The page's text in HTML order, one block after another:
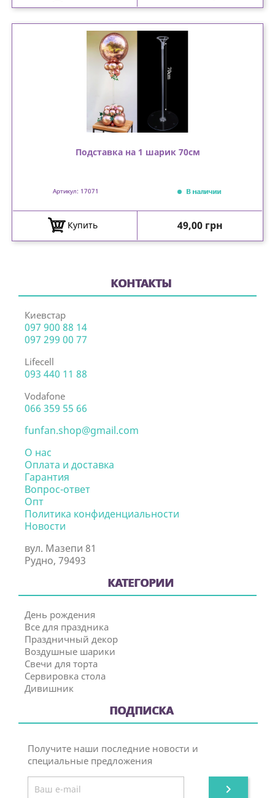
Подставка на 1 шарик 70см
Артикул: 17071 В наличии
Купить Цена
49,00 грн
КОНТАКТЫ
Киевстар
097 900 88 14
097 299 00 77
Lifecell
093 440 11 88
Vodafone
066 359 55 66
funfan.shop@gmail.com
О нас
Оплата и доставка
Гарантия
Вопрос-ответ
Опт
Политика конфиденциальности
Новости
вул. Мазепи 81
Рудно, 79493
КАТЕГОРИИ
День рождения
Все для праздника
Праздничный декор
Воздушные шарики
Свечи для торта
Сервировка стола
Дивишник
ПОДПИСКА
Получите наши последние новости и
специальные предложения
